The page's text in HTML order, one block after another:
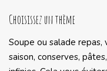
Choisissez un thème
Soupe ou salade repas,
saison, conserves,